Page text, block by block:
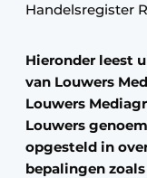
Handelsregister
Hieronder leest
van Louwers
Louwers
Louwers
opgesteld in
bepalingen